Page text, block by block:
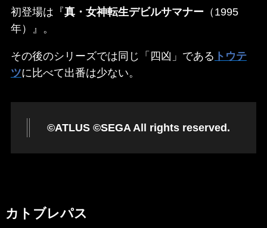
初登場は『真・女神転生デビルサマナー（1995
年）』。
その後のシリーズでは同じ「四凶」である トウテ
ツに比べて出番は少ない。
©ATLUS ©SEGA All rights reserved.
カトブレパス